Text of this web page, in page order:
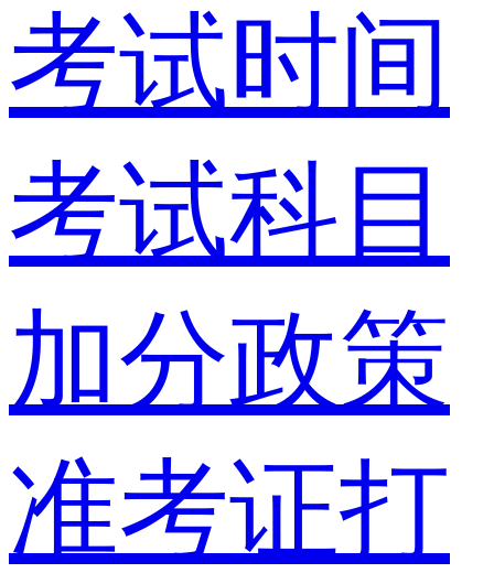
考试时间
考试科目
加分政策
准考证打